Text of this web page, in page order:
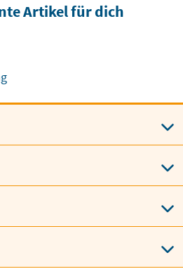
Artikel für dich